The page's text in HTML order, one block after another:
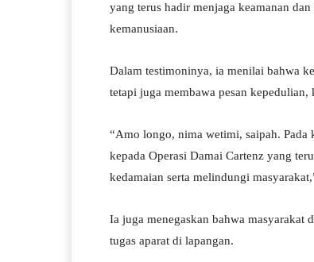
yang terus hadir menjaga keamanan
kemanusiaan.
Dalam testimoninya, ia menilai bahwa
tetapi juga membawa pesan kepedulian,
“Amo longo, nima wetimi, saipah.
kepada Operasi Damai Cartenz yang
kedamaian serta melindungi
Ia juga menegaskan bahwa masyarakat
tugas aparat di lapangan.